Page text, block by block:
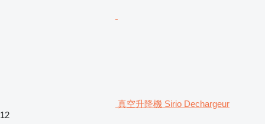
真空升降機 Sirio Dechargeur
12